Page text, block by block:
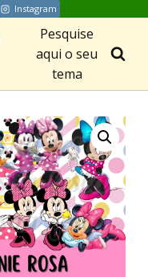
Instagram
Pesquise
aqui o seu
tema